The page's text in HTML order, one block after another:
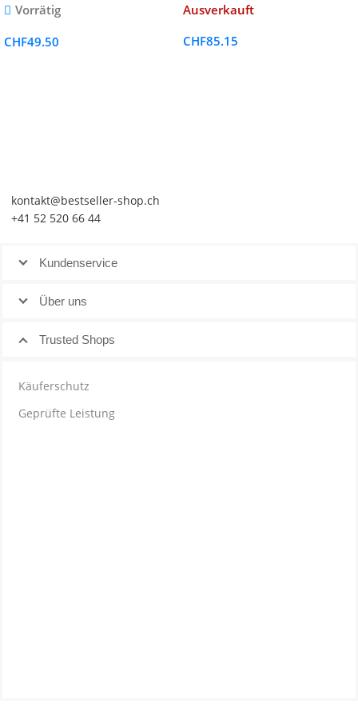
Vorrätig
CHF49.50
Ausverkauft
CHF85.15
kontakt@bestseller-shop.ch
+41 52 520 66 44
Kundenservice
Über uns
Trusted Shops
Käuferschutz
Geprüfte Leistung